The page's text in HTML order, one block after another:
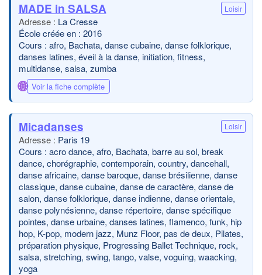
MADE in SALSA Loisir
La Cresse
École créée en : 2016
Cours : afro, Bachata, danse cubaine, danse folklorique,
danses latines, éveil à la danse, initiation, fitness,
multidanse, salsa, zumba
🌐 Voir la fiche complète
Micadanses Loisir
Paris 19
Cours : acro dance, afro, Bachata, barre au sol, break
dance, chorégraphie, contemporain, country, dancehall,
danse africaine, danse baroque, danse brésilienne, danse
classique, danse cubaine, danse de caractère, danse de
salon, danse folklorique, danse indienne, danse orientale,
danse polynésienne, danse répertoire, danse spécifique
pointes, danse urbaine, danses latines, flamenco, funk, hip
hop, K-pop, modern jazz, Munz Floor, pas de deux, Pilates,
préparation physique, Progressing Ballet Technique, rock,
salsa, stretching, swing, tango, valse, voguing, waacking,
yoga